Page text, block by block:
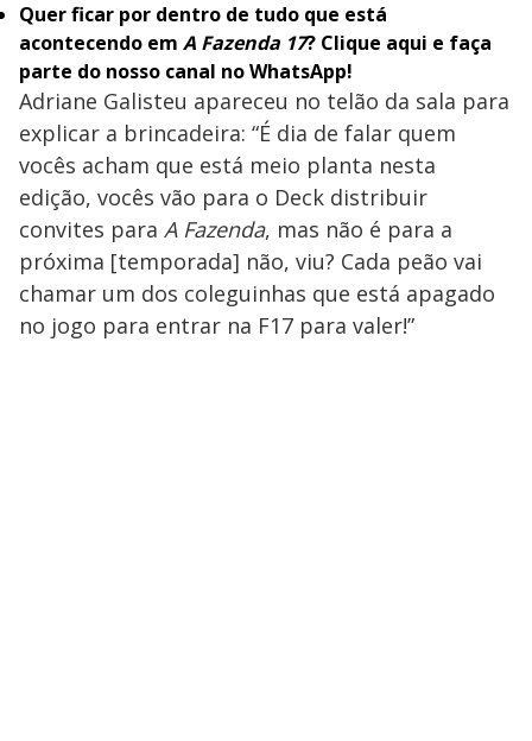
Quer ficar por dentro de tudo que está
acontecendo em A Fazenda 17? Clique aqui e faça
parte do nosso canal no WhatsApp!
Adriane Galisteu apareceu no telão da sala para
explicar a brincadeira: “É dia de falar quem
vocês acham que está meio planta nesta
edição, vocês vão para o Deck distribuir
convites para A Fazenda, mas não é para a
próxima [temporada] não, viu? Cada peão vai
chamar um dos coleguinhas que está apagado
no jogo para entrar na F17 para valer!”